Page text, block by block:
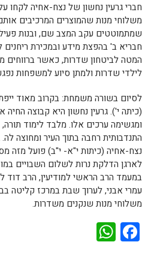
חברי גרעין נחשון של נצח-אחיה
משלוחי מנות שהמוצרים המרכיבים
שמתמוטטים עקב המצב שם, ובנות
חבריא ב' בהפצת מידע ובמכירת ריחנים
המטה לביטחון שדרות, כאשר ברווחים
לילדי שדרות ולמתן סיוע למשפחות
לסיום בשורה משמחת: בקרוב מאוד
(כיתה י'). גרעין נחשון היא קבוצה החיה
ומגשימה ערכים אלו. מלבד לימוד
התנדבותית רחבה בתוך העיר ומחוצה
נצח-אחיה (כיתות י"א- י"ב) פועל מזה
לארגן הדלקת נרות לשלום השבויים
במעמד הרב הראשי למודיעין, הרב דוד
עמרי אבני, לערוך שבת במרכז קליטה
משלוחי מנות שנקנים משדרות.
Facebook